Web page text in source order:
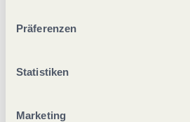
Präferenzen
Statistiken
Marketing